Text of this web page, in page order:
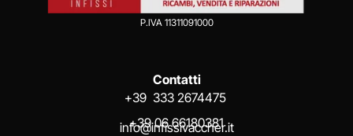
P.IVA 11311091000
Contatti
+39 333 2674475
+39 06 66180381
info@infissivaccher.it